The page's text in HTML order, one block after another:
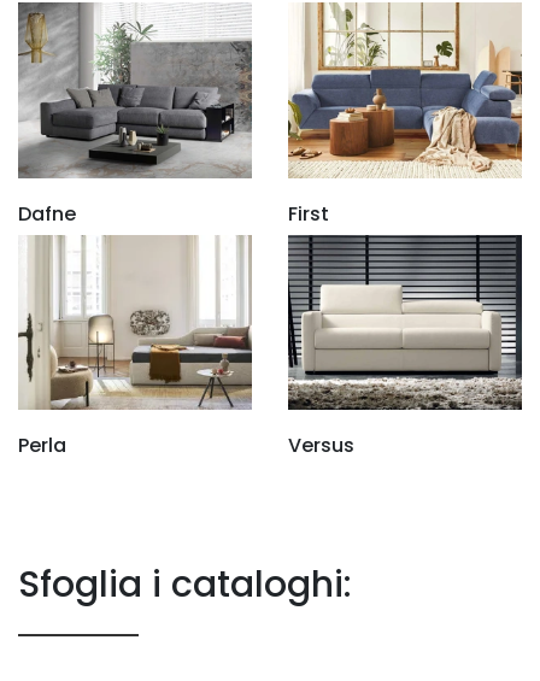
Dafne First
Perla Versus
Sfoglia i cataloghi: